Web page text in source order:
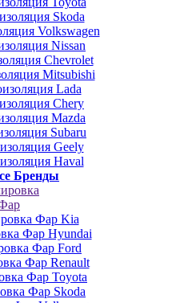
Skoda
Volkswagen
Nissan
Chevrolet
Mitsubishi
Lada
Chery
Mazda
Subaru
Geely
Haval
Бренды
Фар Kia
Фар Hyundai
Фар Ford
Фар Renault
Фар Toyota
Фар Skoda